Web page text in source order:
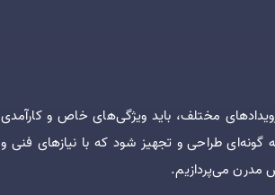
مختلف، باید ویژگی‌های خاص و کارآمدی
گونه‌ای طراحی و تجهیز شود که با نیازهای فنی و
مدرن می‌پردازیم.